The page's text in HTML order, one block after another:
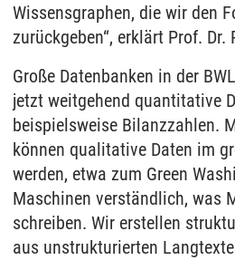
Wissensgraphen, die wir den
zurückgeben“, erklärt Prof. Dr.
Große Datenbanken in der
jetzt weitgehend quantitative
beispielsweise Bilanzzahlen.
können qualitative Daten im
werden, etwa zum Green
Maschinen verständlich, was
schreiben. Wir erstellen
aus unstrukturierten